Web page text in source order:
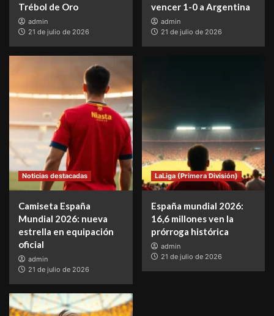
Trébol de Oro
admin
21 de julio de 2026
vencer 1-0 a Argentina
admin
21 de julio de 2026
Noticias destacadas
Camiseta España
Mundial 2026: nueva
estrella en equipación
oficial
admin
21 de julio de 2026
LaLiga (Primera División)
España mundial 2026:
16,6 millones ven la
prórroga histórica
admin
21 de julio de 2026